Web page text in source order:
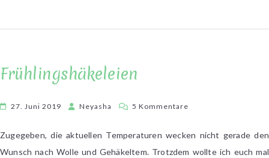
Frühlingshäkeleien
27. Juni 2019 Neyasha 5 Kommentare
Zugegeben, die aktuellen Temperaturen wecken nicht gerade den
Wunsch nach Wolle und Gehäkeltem. Trotzdem wollte ich euch mal